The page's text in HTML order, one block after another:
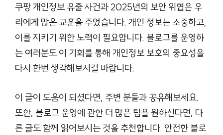
쿠팡 개인정보 유출 사건과 2025년의 보안 위협은 우
리에게 많은 교훈을 주었습니다. 개인 정보는 소중하고,
이를 지키기 위한 노력이 필요합니다. 블로그를 운영하
는 여러분도 이 기회를 통해 개인정보 보호의 중요성을
다시 한번 생각해보시길 바랍니다.
이 글이 도움이 되셨다면, 주변 분들과 공유해보세요.
또한, 블로그 운영에 관한 더 많은 팁을 원하신다면, 다
른 글도 함께 읽어보시는 것을 추천합니다. 안전한 블로